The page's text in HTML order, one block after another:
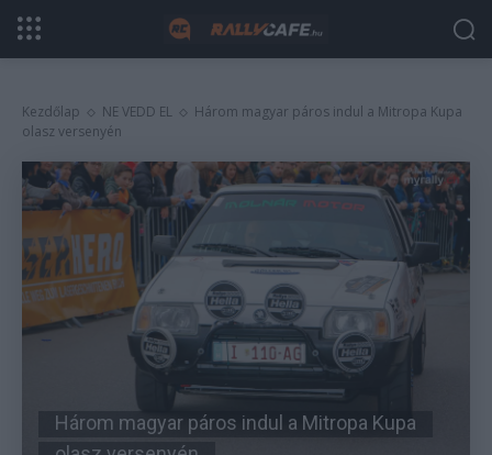
Kezdőlap NE VEDD EL
Három magyar páros indul a Mitropa Kupa
olasz versenyén
Három magyar páros indul a Mitropa Kupa